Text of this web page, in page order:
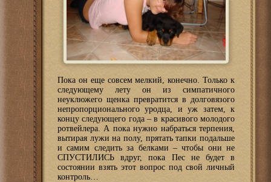
Пока он еще совсем мелкий, конечно. Только к
следующему лету он из симпатичного
неуклюжего щенка превратится в долговязого
непропорционального уродца, и уж затем, к
концу следующего года – в красивого молодого
ротвейлера. А пока нужно набраться терпения,
вытирая лужи на полу, прятать тапки подальше
и самим следить за белками – чтобы они не
СПУСТИЛИСЬ вдруг, пока Пес не будет в
состоянии взять этот вопрос под свой личный
контроль…